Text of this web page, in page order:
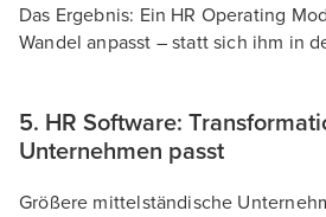
Das Ergebnis: Ein HR Operating
Wandel anpasst – statt sich ihm in
5. HR Software:
Unternehmen passt
Größere mittelständische